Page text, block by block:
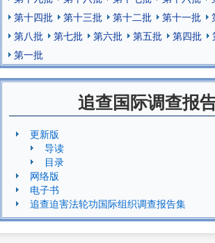
第十四批
第十三批 第十二批 第十一批
第八批
第七批 第六批 第五批 第四批
第一批
追查国际调查报
更新版
导读
目录
网络版
电子书
追查迫害法轮功国际组织调查报告集